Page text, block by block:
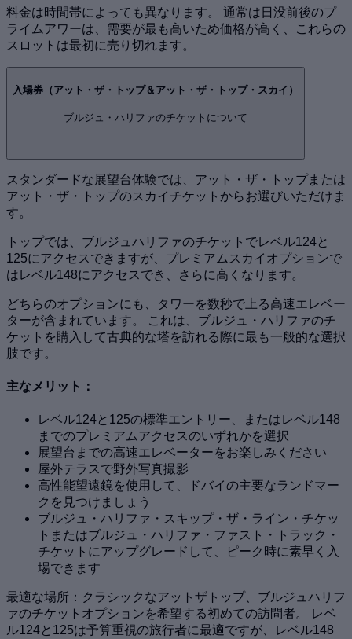
料金は時間帯によっても異なります。 通常は日没前後のプ
ライムアワーは、需要が最も高いため価格が高く、これらの
スロットは最初に売り切れます。
入場券（アット・ザ・トップ＆アット・ザ・トップ・スカイ）
ブルジュ・ハリファのチケットについて
スタンダードな展望台体験では、アット・ザ・トップまたは
アット・ザ・トップのスカイチケットからお選びいただけま
す。
トップでは、ブルジュハリファのチケットでレベル124と
125にアクセスできますが、プレミアムスカイオプションで
はレベル148にアクセスでき、さらに高くなります。
どちらのオプションにも、タワーを数秒で上る高速エレベー
ターが含まれています。 これは、ブルジュ・ハリファのチ
ケットを購入して古典的な塔を訪れる際に最も一般的な選択
肢です。
主なメリット：
レベル124と125の標準エントリー、またはレベル148
までのプレミアムアクセスのいずれかを選択
展望台までの高速エレベーターをお楽しみください
屋外テラスで野外写真撮影
高性能望遠鏡を使用して、ドバイの主要なランドマー
クを見つけましょう
ブルジュ・ハリファ・スキップ・ザ・ライン・チケッ
トまたはブルジュ・ハリファ・ファスト・トラック・
チケットにアップグレードして、ピーク時に素早く入
場できます
最適な場所：クラシックなアットザトップ、ブルジュハリフ
ァのチケットオプションを希望する初めての訪問者。 レベ
ル124と125は予算重視の旅行者に最適ですが、レベル148